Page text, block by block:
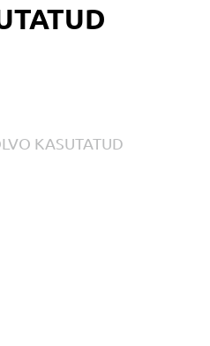
KASUTATUD